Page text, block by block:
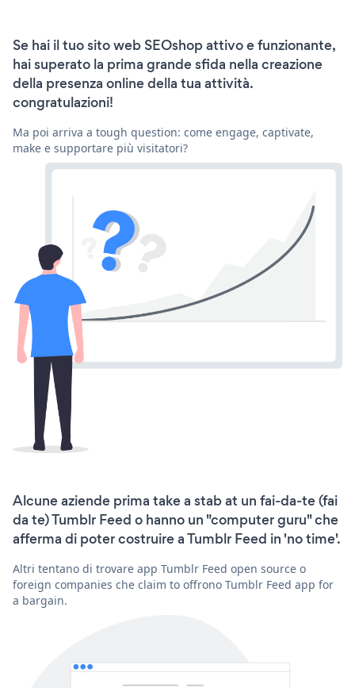
Se hai il tuo sito web SEOshop attivo e funzionante,
hai superato la prima grande sfida nella creazione
della presenza online della tua attività.
congratulazioni!
Ma poi arriva a tough question: come engage, captivate,
make e supportare più visitatori?
Alcune aziende prima take a stab at un fai-da-te (fai
da te) Tumblr Feed o hanno un "computer guru" che
afferma di poter costruire a Tumblr Feed in 'no time'.
Altri tentano di trovare app Tumblr Feed open source o
foreign companies che claim to offrono Tumblr Feed app for
a bargain.